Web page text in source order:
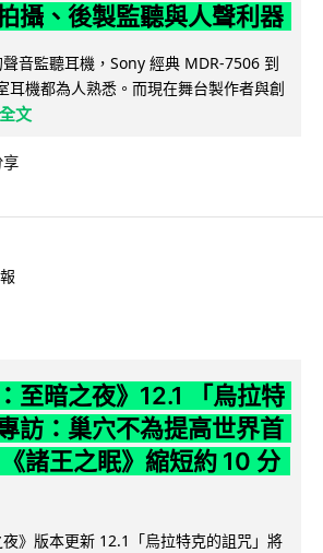
攝、後製監聽與人聲利器
音監聽耳機，Sony 經典 MDR-7506 到
耳機都為人熟悉。而現在舞台製作者與創
文
至暗之夜》12.1 「烏拉特
訪：巢穴不為提高世界首
諸王之眠》縮短約 10 分
夜》版本更新 12.1「烏拉特克的詛咒」將